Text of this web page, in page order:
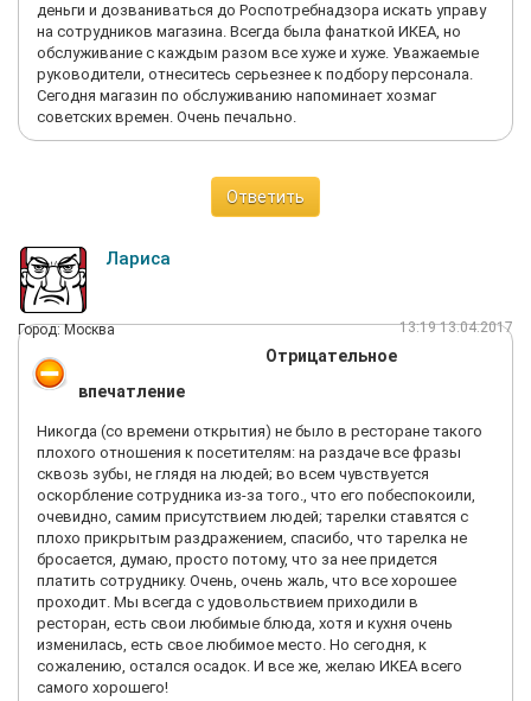
деньги и дозваниваться до Роспотребнадзора искать управу
на сотрудников магазина. Всегда была фанаткой ИКЕА, но
обслуживание с каждым разом все хуже и хуже. Уважаемые
руководители, отнеситесь серьезнее к подбору персонала.
Сегодня магазин по обслуживанию напоминает хозмаг
советских времен. Очень печально.
Ответить
Лариса
Город: Москва 13:19 13.04.2017
Отрицательное
впечатление
Никогда (со времени открытия) не было в ресторане такого
плохого отношения к посетителям: на раздаче все фразы
сквозь зубы, не глядя на людей; во всем чувствуется
оскорбление сотрудника из-за того., что его побеспокоили,
очевидно, самим присутствием людей; тарелки ставятся с
плохо прикрытым раздражением, спасибо, что тарелка не
бросается, думаю, просто потому, что за нее придется
платить сотруднику. Очень, очень жаль, что все хорошее
проходит. Мы всегда с удовольствием приходили в
ресторан, есть свои любимые блюда, хотя и кухня очень
изменилась, есть свое любимое место. Но сегодня, к
сожалению, остался осадок. И все же, желаю ИКЕА всего
самого хорошего!